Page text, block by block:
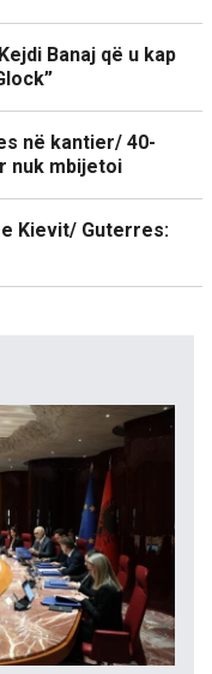
Banaj që u kap
në kantier/ 40-
nuk mbijetoi
Kievit/ Guterres: